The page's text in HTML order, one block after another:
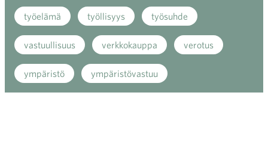
työelämä työllisyys työsuhde
vastuullisuus verkkokauppa verotus
ympäristö ympäristövastuu